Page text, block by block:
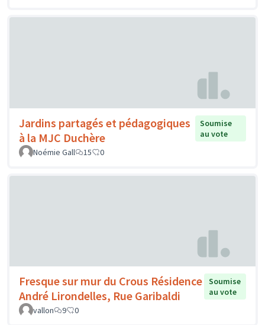
Jardins partagés et pédagogiques
à la MJC Duchère
Soumise
au vote
Noémie Gall
15 0
Fresque sur mur du Crous Résidence
André Lirondelles, Rue Garibaldi
Soumise
au vote
vallon
9 0